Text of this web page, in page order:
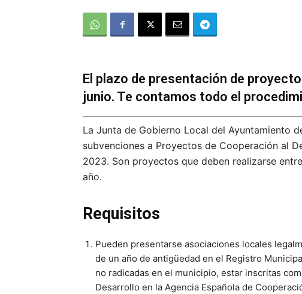
El plazo de presentación de
junio. Te contamos todo el
La Junta de Gobierno Local del Ayuntamiento
subvenciones a Proyectos de Cooperación al
2023. Son proyectos que deben realizarse
año.
Requisitos
Pueden presentarse asociaciones locales
de un año de antigüedad en el Registro
no radicadas en el municipio, estar inscritas
Desarrollo en la Agencia Española de